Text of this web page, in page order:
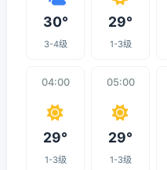
30°
3-4级
29°
1-3级
04:00
29°
1-3级
05:00
29°
1-3级